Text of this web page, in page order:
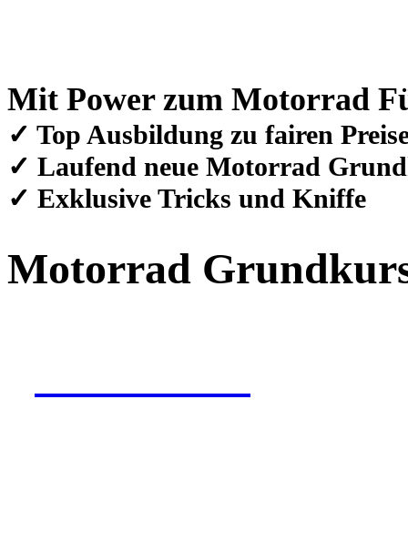
Mit Power zum Motorrad
✓ Top Ausbildung zu fairen
✓ Laufend neue Motorrad
✓ Exklusive Tricks und Kniffe
Motorrad